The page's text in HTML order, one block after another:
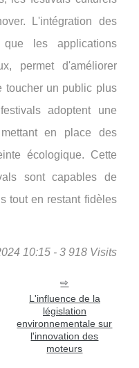
L'intégration des
que les applications
permet d'améliorer
toucher un public plus
adoptent une
en place des
écologique. Cette
sont capables de
tout en restant fidèles
10:15 - 3 918 Visits
L'influence de la
législation
environnementale sur
l'innovation des
moteurs